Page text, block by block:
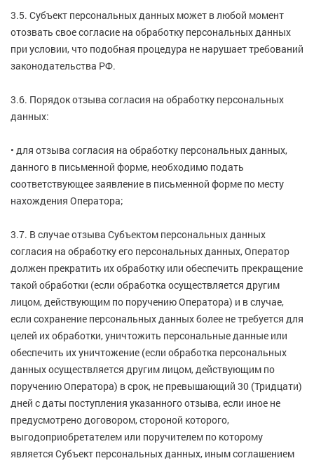
3.5. Субъект персональных данных может в любой момент
отозвать свое согласие на обработку персональных данных
при условии, что подобная процедура не нарушает требований
законодательства РФ.
3.6. Порядок отзыва согласия на обработку персональных
данных:
• для отзыва согласия на обработку персональных данных,
данного в письменной форме, необходимо подать
соответствующее заявление в письменной форме по месту
нахождения Оператора;
3.7. В случае отзыва Субъектом персональных данных
согласия на обработку его персональных данных, Оператор
должен прекратить их обработку или обеспечить прекращение
такой обработки (если обработка осуществляется другим
лицом, действующим по поручению Оператора) и в случае,
если сохранение персональных данных более не требуется для
целей их обработки, уничтожить персональные данные или
обеспечить их уничтожение (если обработка персональных
данных осуществляется другим лицом, действующим по
поручению Оператора) в срок, не превышающий 30 (Тридцати)
дней с даты поступления указанного отзыва, если иное не
предусмотрено договором, стороной которого,
выгодоприобретателем или поручителем по которому
является Субъект персональных данных, иным соглашением